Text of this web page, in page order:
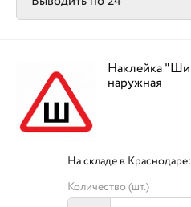
Наклейка
наружная
На складе в Краснодаре:
Количество (шт.)